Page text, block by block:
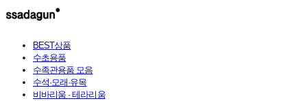
BEST상품
수초용품
수족관용품 모음
수석·모래·유목
비바리움 · 테라리움